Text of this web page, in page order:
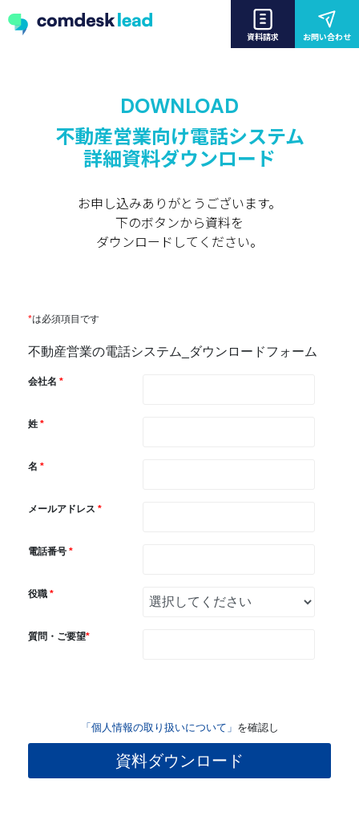
資料請求 お問い合わせ
DOWNLOAD
不動産営業向け電話システム
詳細資料ダウンロード
お申し込みありがとうございます。
下のボタンから資料を
ダウンロードしてください。